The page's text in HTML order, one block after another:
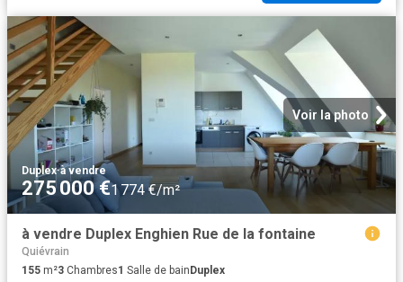
Voir la photo
Duplex·à vendre
275 000 €1 774 €/m²
à vendre Duplex Enghien Rue de la fontaine
Quiévrain
155 m²3 Chambres1 Salle de bain Duplex